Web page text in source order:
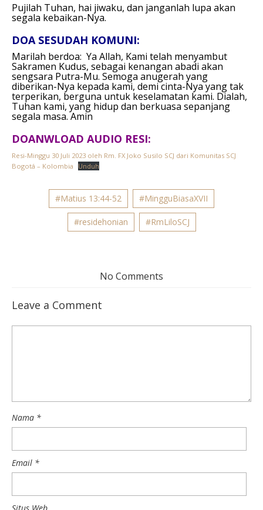
Pujilah Tuhan, hai jiwaku, dan janganlah lupa akan
segala kebaikan-Nya.
DOA SESUDAH KOMUNI:
Marilah berdoa: Ya Allah, Kami telah menyambut
Sakramen Kudus, sebagai kenangan abadi akan
sengsara Putra-Mu. Semoga anugerah yang
diberikan-Nya kepada kami, demi cinta-Nya yang tak
terperikan, berguna untuk keselamatan kami. Dialah,
Tuhan kami, yang hidup dan berkuasa sepanjang
segala masa.Amin
DOANWLOAD AUDIO RESI:
Resi-Minggu 30 Juli 2023 oleh Rm. FX Joko Susilo SCJ dari Komunitas SCJ
Bogotá – Kolombia
Unduh
#Matius 13:44-52 #MingguBiasaXVII
#residehonian #RmLiloSCJ
No Comments
Leave a Comment
Nama *
Email *